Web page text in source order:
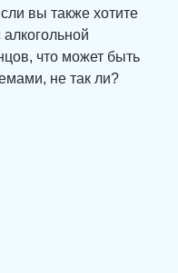
вы также хотите
что может быть
не так ли?